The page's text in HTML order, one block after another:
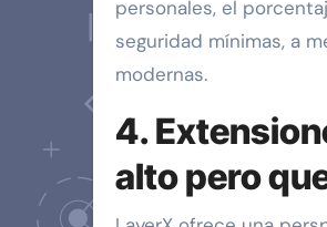
personales, el
seguridad mínimas, a
modernas.
4.
alto pero